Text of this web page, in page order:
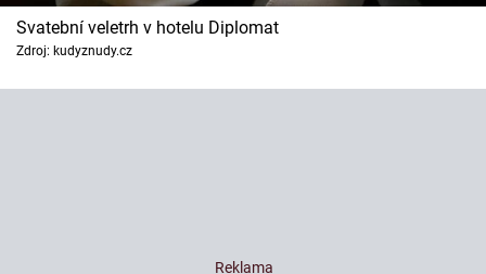
Svatební veletrh v hotelu Diplomat
Zdroj: kudyznudy.cz